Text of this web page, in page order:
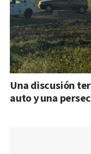
Una discusión
auto y una